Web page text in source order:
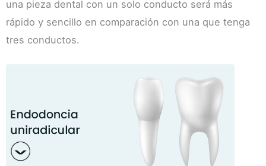
una pieza dental con un solo conducto será más
rápido y sencillo en comparación con una que tenga
tres conductos.